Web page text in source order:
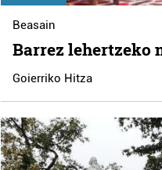
Beasain
Barrez lehertzeko
Goierriko Hitza